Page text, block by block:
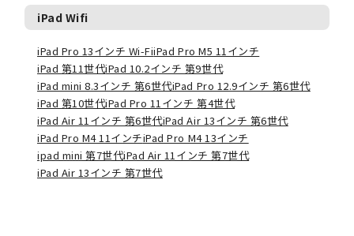
iPad Wifi
iPad Pro 13インチ Wi-FiiPad Pro M5 11インチ
iPad 第11世代iPad 10.2インチ 第9世代
iPad mini 8.3インチ 第6世代iPad Pro 12.9インチ 第6世代
iPad 第10世代iPad Pro 11インチ 第4世代
iPad Air 11インチ 第6世代iPad Air 13インチ 第6世代
iPad Pro M4 11インチiPad Pro M4 13インチ
ipad mini 第7世代iPad Air 11インチ 第7世代
iPad Air 13インチ 第7世代